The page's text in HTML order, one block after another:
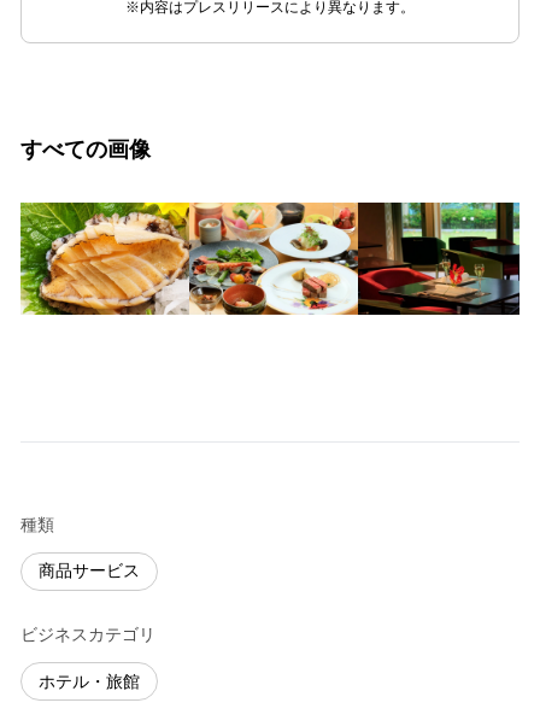
※内容はプレスリリースにより異なります。
すべての画像
種類
商品サービス
ビジネスカテゴリ
ホテル・旅館